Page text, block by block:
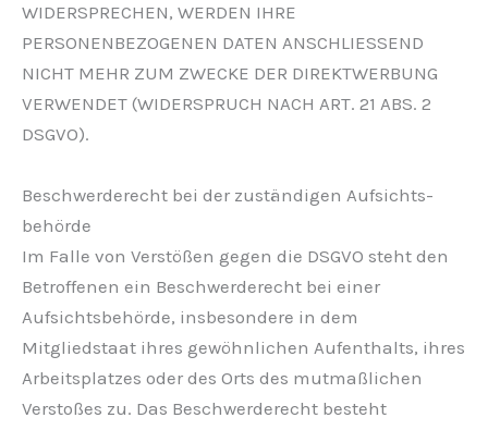
WIDERSPRECHEN, WERDEN IHRE
PERSONENBEZOGENEN DATEN ANSCHLIESSEND
NICHT MEHR ZUM ZWECKE DER DIREKTWERBUNG
VERWENDET (WIDERSPRUCH NACH ART. 21 ABS. 2
DSGVO).
Beschwerde­recht bei der zuständigen Aufsichts­
behörde
Im Falle von Verstößen gegen die DSGVO steht den
Betroffenen ein Beschwerderecht bei einer
Aufsichtsbehörde, insbesondere in dem
Mitgliedstaat ihres gewöhnlichen Aufenthalts, ihres
Arbeitsplatzes oder des Orts des mutmaßlichen
Verstoßes zu. Das Beschwerderecht besteht